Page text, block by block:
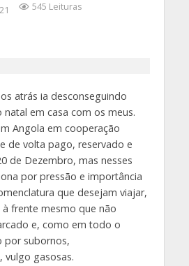
545 Leituras
atrás ia desconseguindo
natal em casa com os meus.
Angola em cooperação
de volta pago, reservado e
de Dezembro, mas nesses
por pressão e importância
que desejam viajar,
frente mesmo que não
e, como em todo o
por subornos,
vulgo gasosas.